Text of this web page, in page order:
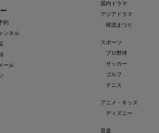
約
ンネル
ール
国内ドラマ
アジアドラマ
韓流まつり
スポーツ
プロ野球
サッカー
ゴルフ
テニス
アニメ・キッズ
ディズニー
音楽